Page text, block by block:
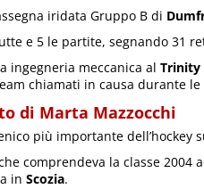
iridata Gruppo B di
e 5 le partite, segnando 31
ingegneria meccanica al Trinity
chiamati in causa durante
di Marta Mazzocchi
più importante dell’hockey
comprendeva la classe 2004
in Scozia.